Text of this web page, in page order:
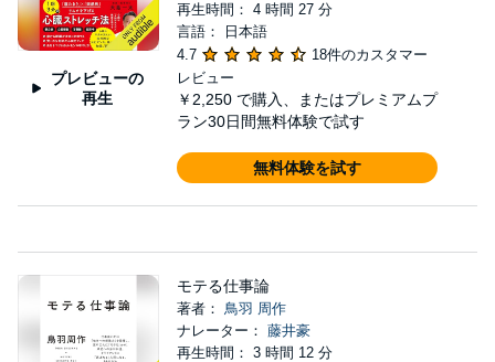
プレビューの
再生
再生時間： 4 時間 27 分
言語： 日本語
4.7
18件のカスタマー
レビュー
￥2,250 で購入、またはプレミアムプ
ラン30日間無料体験で試す
無料体験を試す
モテる仕事論
著者： 鳥羽 周作
ナレーター： 藤井豪
再生時間： 3 時間 12 分